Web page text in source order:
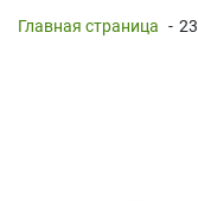
Главная страница -